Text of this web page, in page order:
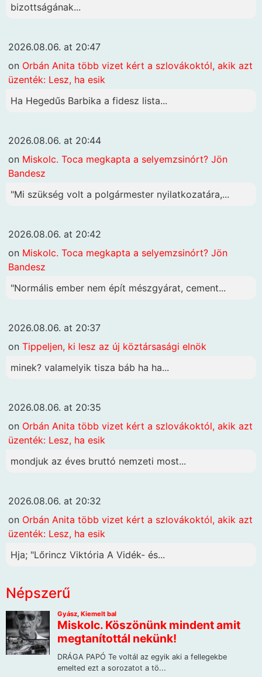
bizottságának...
2026.08.06. at 20:47
on Orbán Anita több vizet kért a szlovákoktól, akik azt
üzenték: Lesz, ha esik
Ha Hegedűs Barbika a fidesz lista...
2026.08.06. at 20:44
on Miskolc. Toca megkapta a selyemzsinórt? Jön
Bandesz
"Mi szükség volt a polgármester nyilatkozatára,...
2026.08.06. at 20:42
on Miskolc. Toca megkapta a selyemzsinórt? Jön
Bandesz
"Normális ember nem épít mészgyárat, cement...
2026.08.06. at 20:37
on Tippeljen, ki lesz az új köztársasági elnök
minek? valamelyik tisza báb ha ha...
2026.08.06. at 20:35
on Orbán Anita több vizet kért a szlovákoktól, akik azt
üzenték: Lesz, ha esik
mondjuk az éves bruttó nemzeti most...
2026.08.06. at 20:32
on Orbán Anita több vizet kért a szlovákoktól, akik azt
üzenték: Lesz, ha esik
Hja; "Lőrincz Viktória A Vidék- és...
Népszerű